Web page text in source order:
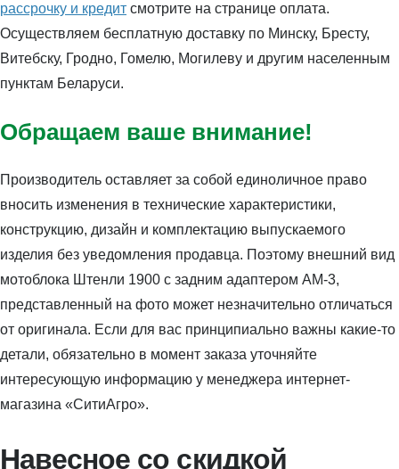
рассрочку и кредит смотрите на странице оплата.
Осуществляем бесплатную доставку по Минску, Бресту,
Витебску, Гродно, Гомелю, Могилеву и другим населенным
пунктам Беларуси.
Обращаем ваше внимание!
Производитель оставляет за собой единоличное право
вносить изменения в технические характеристики,
конструкцию, дизайн и комплектацию выпускаемого
изделия без уведомления продавца. Поэтому внешний вид
мотоблока Штенли 1900 с задним адаптером АМ-3,
представленный на фото может незначительно отличаться
от оригинала. Если для вас принципиально важны какие-то
детали, обязательно в момент заказа уточняйте
интересующую информацию у менеджера интернет-
магазина «СитиАгро».
Навесное со скидкой